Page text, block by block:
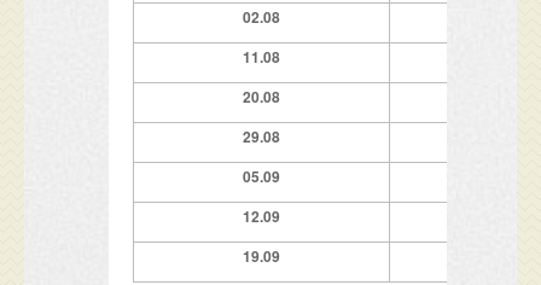
02.08
11.08
20.08
29.08
05.09
12.09
19.09